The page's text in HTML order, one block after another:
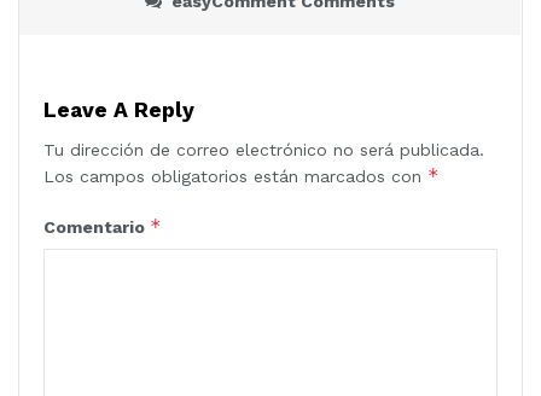
Leave A Reply
Tu dirección de correo electrónico no será publicada.
Los campos obligatorios están marcados con *
Comentario *